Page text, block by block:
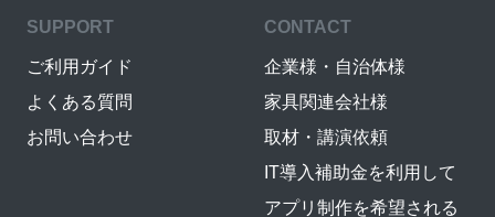
SUPPORT
ご利用ガイド
よくある質問
お問い合わせ
CONTACT
企業様・自治体様
家具関連会社様
取材・講演依頼
IT導入補助金を利用して
アプリ制作を希望される